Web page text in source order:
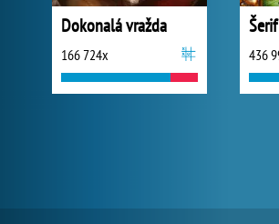
Dokonalá vražda
166 724x 436